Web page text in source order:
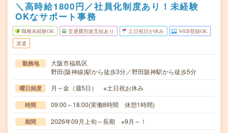
＼高時給1800円／社員化制度あり！未経験
OKなサポート事務
職種未経験OK 交通費別途支給あり 土日祝日が休み WEB登録OK
派遣
勤務地
大阪市福島区
野田(阪神線)駅から徒歩3分／野田阪神駅から徒歩5分
曜日頻度 月～金（週5日） ※土日祝お休み
時間 09:00～18:00(実働8時間 休憩1時間)
期間 2026年09月上旬～長期 ※9月～！